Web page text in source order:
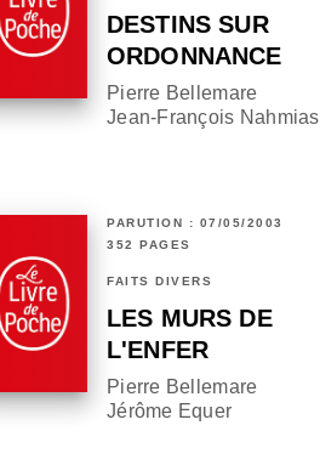
DESTINS SUR
ORDONNANCE
Pierre Bellemare
Jean-François Nahmias
PARUTION : 07/05/2003
352 PAGES
FAITS DIVERS
LES MURS DE
L'ENFER
Pierre Bellemare
Jérôme Equer